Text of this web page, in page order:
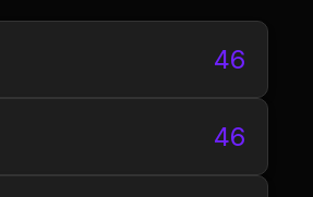
46
46